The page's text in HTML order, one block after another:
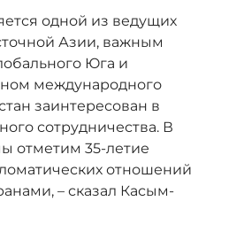
одной из ведущих
Азии, важным
Юга и
международного
заинтересован в
сотрудничества. В
отметим 35-летие
отношений
– сказал Касым-